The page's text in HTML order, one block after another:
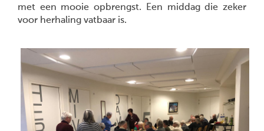
met een mooie opbrengst. Een middag die zeker
voor herhaling vatbaar is.